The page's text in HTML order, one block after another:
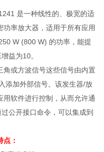
是一种线性的、极宽的适
率放大器，适用于所有应用
W (800 W) 的功率，能提
益为10。
或方波信号这些信号由内置
添加外部信号。该发生器/放
软件进行控制，从而允许通
过公开接口命令，可以集成到
点：